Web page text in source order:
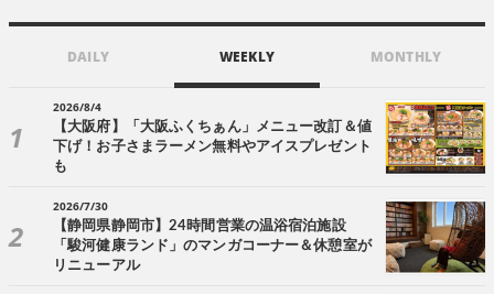
DAILY WEEKLY MONTHLY
2026/8/4
【大阪府】「大阪ふくちぁん」メニュー改訂＆値
下げ！お子さまラーメン無料やアイスプレゼント
も
2026/7/30
【静岡県静岡市】24時間営業の温浴宿泊施設
「駿河健康ランド」のマンガコーナー＆休憩室が
リニューアル